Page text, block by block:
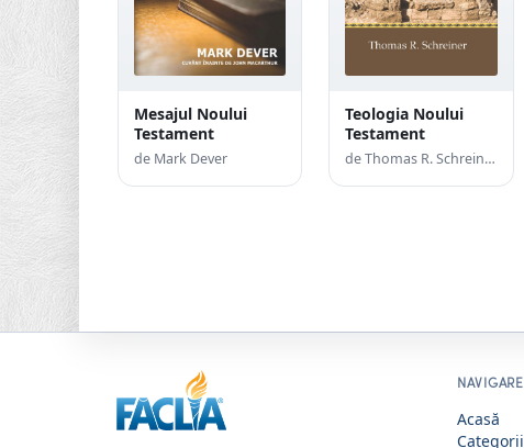
Mesajul Noului
Testament
de Mark Dever
Teologia Noului
Testament
de Thomas R. Schreiner
NAVIGARE
Acasă
Categorii